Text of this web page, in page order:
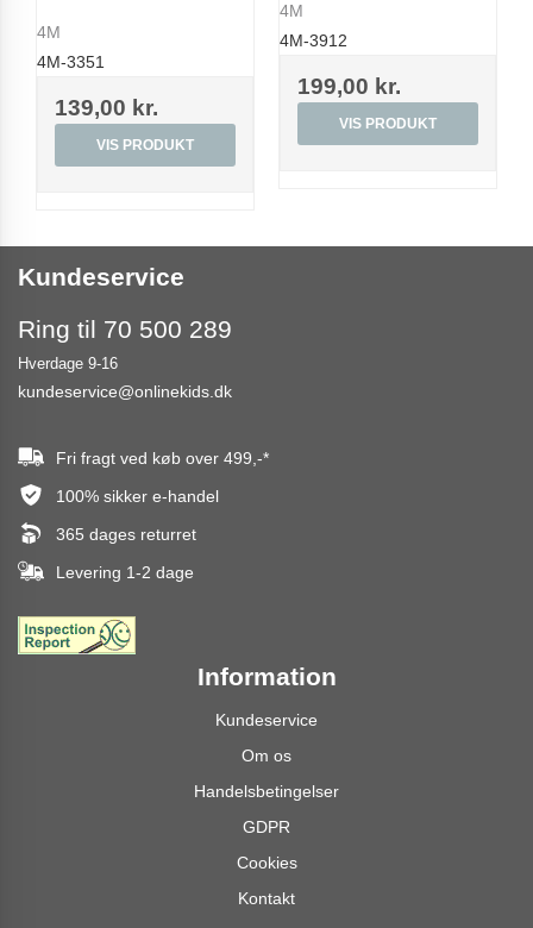
4M
4M-3351
139,00 kr.
VIS PRODUKT
4M
4M-3912
199,00 kr.
VIS PRODUKT
Kundeservice
Ring til 70 500 289
Hverdage 9-16
kundeservice@onlinekids.dk
Fri fragt ved køb over 499,-*
100% sikker e-handel
365 dages returret
Levering 1-2 dage
Information
Kundeservice
Om os
Handelsbetingelser
GDPR
Cookies
Kontakt